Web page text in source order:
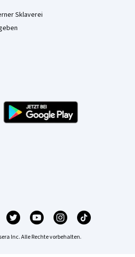
Sklaverei
Inc. Alle Rechte vorbehalten.